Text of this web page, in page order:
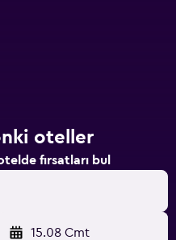
oteller
fırsatları bul
15.08 Cmt